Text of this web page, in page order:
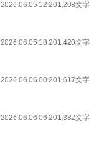
2026.06.05 12:201,208文字
2026.06.05 18:201,420文字
2026.06.06 00:201,617文字
2026.06.06 06:201,382文字